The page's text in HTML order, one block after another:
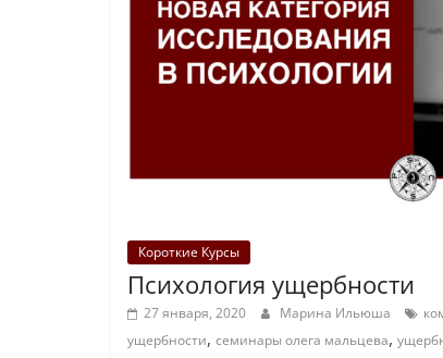
Короткие Курсы
Психология ущербности
27 января, 2020 Марина Ильюша
ущербности, семинары олега мальцева,